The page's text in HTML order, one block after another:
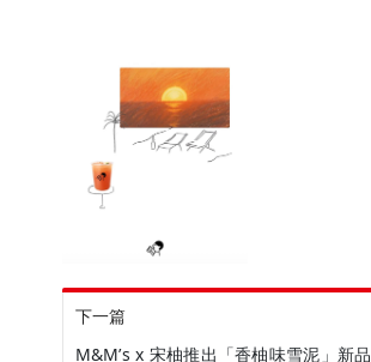
下一篇
M&M’s x 宋柚推出「香柚味雪泥」新品